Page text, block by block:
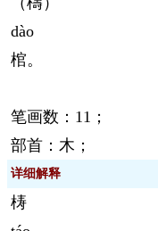
dào
棺。
笔画数：11；
部首：木；
详细解释
梼